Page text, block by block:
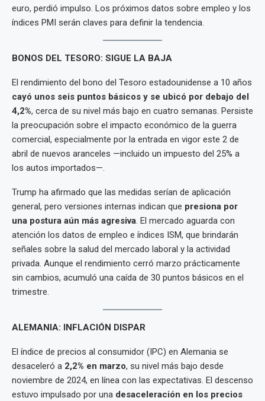
euro, perdió impulso. Los próximos datos sobre empleo y los
índices PMI serán claves para definir la tendencia.
BONOS DEL TESORO: SIGUE LA BAJA
El rendimiento del bono del Tesoro estadounidense a 10 años
cayó unos seis puntos básicos y se ubicó por debajo del
4,2%, cerca de su nivel más bajo en cuatro semanas. Persiste
la preocupación sobre el impacto económico de la guerra
comercial, especialmente por la entrada en vigor este 2 de
abril de nuevos aranceles —incluido un impuesto del 25% a
los autos importados—.
Trump ha afirmado que las medidas serían de aplicación
general, pero versiones internas indican que presiona por
una postura aún más agresiva. El mercado aguarda con
atención los datos de empleo e índices ISM, que brindarán
señales sobre la salud del mercado laboral y la actividad
privada. Aunque el rendimiento cerró marzo prácticamente
sin cambios, acumuló una caída de 30 puntos básicos en el
trimestre.
ALEMANIA: INFLACIÓN DISPAR
El índice de precios al consumidor (IPC) en Alemania se
desaceleró a 2,2% en marzo, su nivel más bajo desde
noviembre de 2024, en línea con las expectativas. El descenso
estuvo impulsado por una desaceleración en los precios